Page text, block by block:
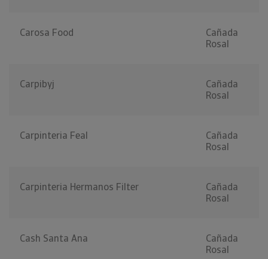
Carosa Food
Cañada
Rosal
Carpibyj
Cañada
Rosal
Carpinteria Feal
Cañada
Rosal
Carpinteria Hermanos Filter
Cañada
Rosal
Cash Santa Ana
Cañada
Rosal